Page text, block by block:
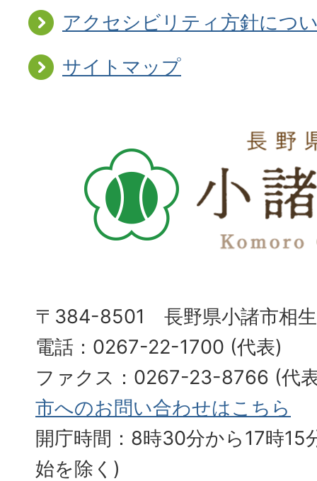
アクセシビリティ方針につ
サイトマップ
〒384-8501 長野県小諸市相
電話：0267-22-1700 (代表)
ファクス：0267-23-8766 (
市へのお問い合わせはこちら
開庁時間：8時30分から17時15
始を除く)